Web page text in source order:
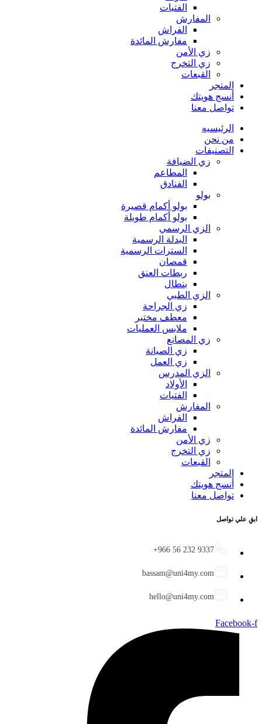
الفتيات
المفارش
الفراش
مفارش المائدة
زي الأمن
زي التخرج
القبعات
المتجر
أنسج هويتك
تواصل معنا
الرئيسيه
من نحن
التصنيفات
زي الضيافة
المطاعم
الفنادق
بولو
بولو أكمام قصيرة
بولو أكمام طويلة
الزي الرسمي
البدلة الرسمية
السترات الرسمية
قمصان
ربطات العنق
بنطال
الزي الطبي
زي الجراحة
معطف مختبر
ملابس العمليات
زي المصانع
زي الصيانة
زي العمل
الزي المدرس
الأولاد
الفتيات
المفارش
الفراش
مفارش المائدة
زي الأمن
زي التخرج
القبعات
المتجر
أنسج هويتك
تواصل معنا
ابقِ علي تواصل
9337 232 56 966+
bassam@uni4my.com
hello@uni4my.com
Facebook-f